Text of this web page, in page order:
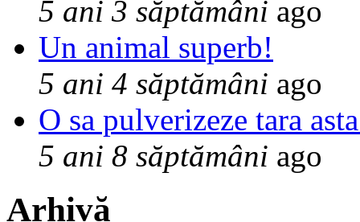
5 ani 3 săptămâni ago
Un animal superb!
5 ani 4 săptămâni ago
O sa pulverizeze tara
5 ani 8 săptămâni ago
Arhivă